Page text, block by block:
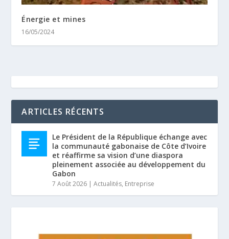
Énergie et mines
16/05/2024
ARTICLES RÉCENTS
Le Président de la République échange avec
la communauté gabonaise de Côte d’Ivoire
et réaffirme sa vision d’une diaspora
pleinement associée au développement du
Gabon
7 Août 2026 |Actualités, Entreprise